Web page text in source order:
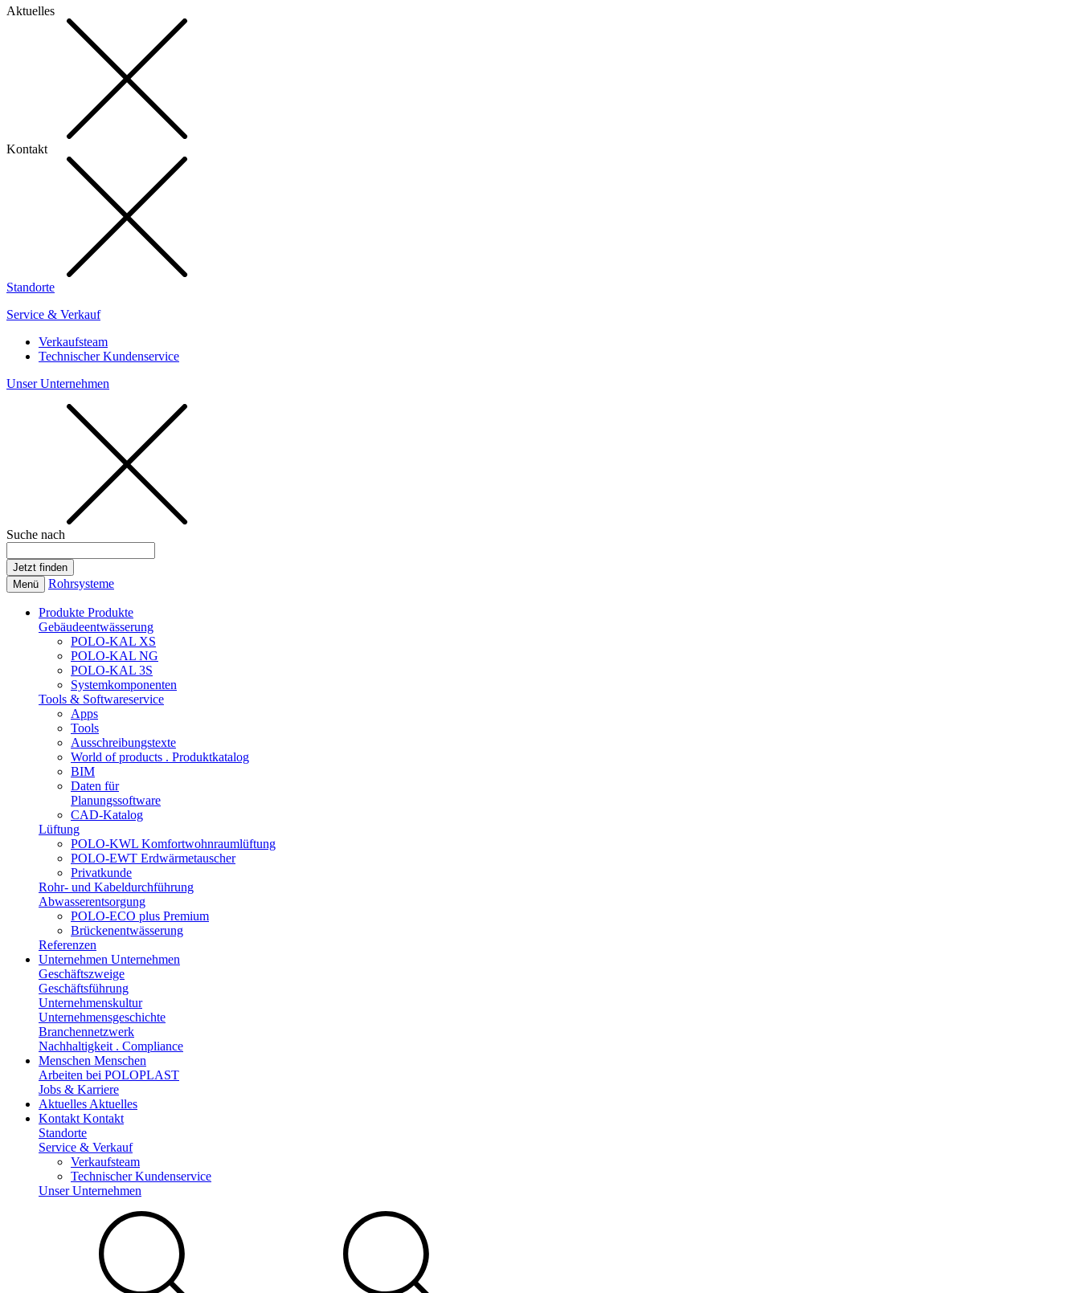
Aktuelles
Kontakt
Standorte
Service & Verkauf
Verkaufsteam
Technischer Kundenservice
Unser Unternehmen
Suche nach
Menü Rohrsysteme
Produkte Produkte
Gebäudeentwässerung
POLO-KAL XS
POLO-KAL NG
POLO-KAL 3S
Systemkomponenten
Tools & Softwareservice
Apps
Tools
Ausschreibungstexte
World of products . Produktkatalog
BIM
Daten für
Planungssoftware
CAD-Katalog
Lüftung
POLO-KWL Komfortwohnraumlüftung
POLO-EWT Erdwärmetauscher
Privatkunde
Rohr- und Kabeldurchführung
Abwasserentsorgung
POLO-ECO plus Premium
Brückenentwässerung
Referenzen
Unternehmen Unternehmen
Geschäftszweige
Geschäftsführung
Unternehmenskultur
Unternehmensgeschichte
Branchennetzwerk
Nachhaltigkeit . Compliance
Menschen Menschen
Arbeiten bei POLOPLAST
Jobs & Karriere
Aktuelles Aktuelles
Kontakt Kontakt
Standorte
Service & Verkauf
Verkaufsteam
Technischer Kundenservice
Unser Unternehmen